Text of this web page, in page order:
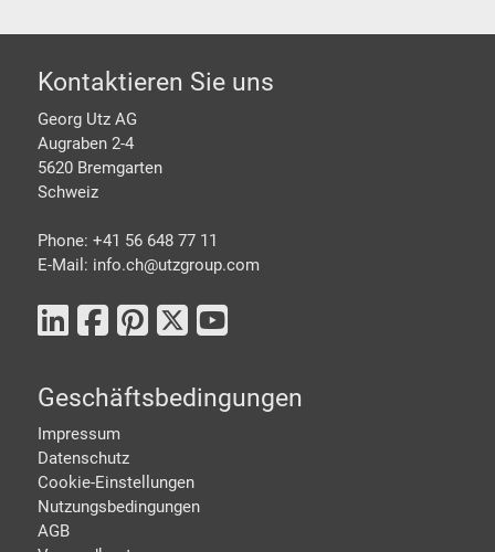
Footer
Kontaktieren Sie uns
Georg Utz AG
Augraben 2-4
5620 Bremgarten
Schweiz
Phone: +41 56 648 77 11
E-Mail: info.ch@utzgroup.com
Geschäftsbedingungen
Impressum
Datenschutz
Cookie-Einstellungen
Nutzungsbedingungen
AGB